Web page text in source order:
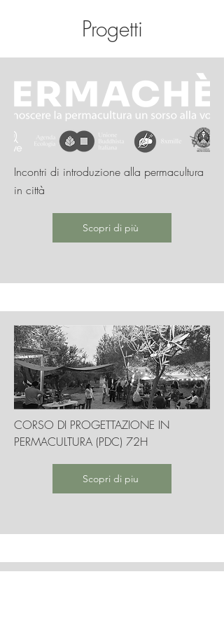
Progetti
Incontri di introduzione alla permacultura
in città
Scopri di più
CORSO DI PROGETTAZIONE IN
PERMACULTURA (PDC) 72H
Scopri di piu